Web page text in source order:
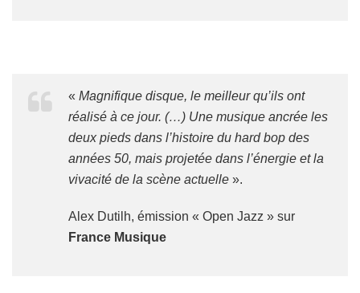
« Magnifique disque, le meilleur qu’ils ont
réalisé à ce jour. (…) Une musique ancrée les
deux pieds dans l’histoire du hard bop des
années 50, mais projetée dans l’énergie et la
vivacité de la scène actuelle ».
Alex Dutilh, émission « Open Jazz » sur
France Musique